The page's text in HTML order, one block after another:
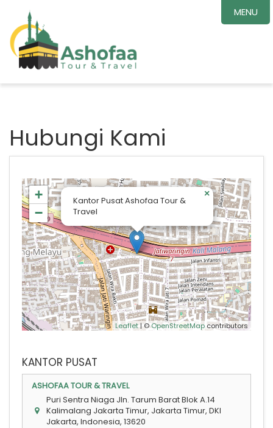
Hubungi Kami
Kantor Pusat Ashofaa Tour &
Travel
×
+
−
Leaflet| ©OpenStreetMapcontributors
KANTOR PUSAT
ASHOFAA TOUR & TRAVEL
Puri Sentra Niaga Jln. Tarum Barat Blok A.14
Kalimalang Jakarta Timur, Jakarta Timur, DKI
Jakarta, Indonesia, 13620
MENU